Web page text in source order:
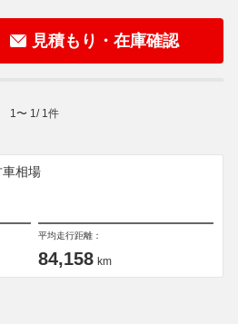
見積もり・在庫確認
1 〜 1 / 1 件
車相場
平均走行距離：
84,158 km